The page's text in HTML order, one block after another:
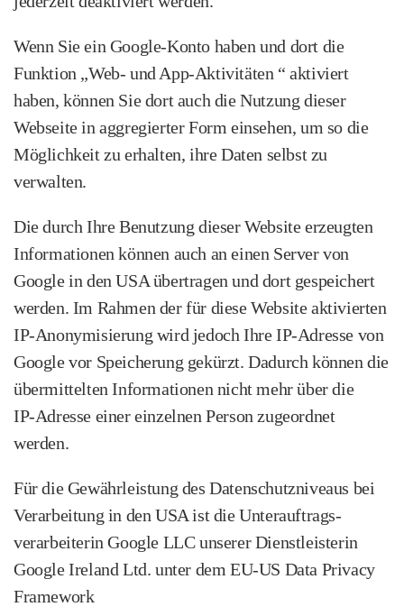
Wenn Sie ein Google-Konto haben und dort die
Funktion „Web- und App‑Aktivitäten “ aktiviert
haben, können Sie dort auch die Nutzung dieser
Webseite in aggregierter Form einsehen, um so die
Möglichkeit zu erhalten, ihre Daten selbst zu
verwalten.
Die durch Ihre Benutzung dieser Website erzeugten
Informationen können auch an einen Server von
Google in den USA übertragen und dort gespeichert
werden. Im Rahmen der für diese Website aktivierten
IP‑Anonymisierung wird jedoch Ihre IP-Adresse von
Google vor Speicherung gekürzt. Dadurch können die
übermittelten Informationen nicht mehr über die
IP‑Adresse einer einzelnen Person zugeordnet
werden.
Für die Gewährleistung des Datenschutzniveaus bei
Verarbeitung in den USA ist die Unterauftrags­
verarbeiterin Google LLC unserer Dienstleisterin
Google Ireland Ltd. unter dem EU-US Data Privacy
Framework